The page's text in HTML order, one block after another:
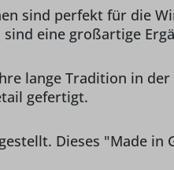
sind perfekt für die
eine großartige
lange Tradition in
gefertigt.
Dieses "Made in